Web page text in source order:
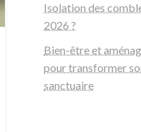
Isolation des
2026 ?
Bien-être et
pour transformer
sanctuaire